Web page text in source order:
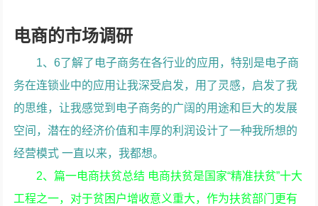
电商的市场调研
1、6了解了电子商务在各行业的应用，特别是电子商
务在连锁业中的应用让我深受启发，用了灵感，启发了我
的思维，让我感觉到电子商务的广阔的用途和巨大的发展
空间，潜在的经济价值和丰厚的利润设计了一种我所想的
经营模式 一直以来，我都想。
2、篇一电商扶贫总结 电商扶贫是国家“精准扶贫”十大
工程之一，对于贫困户增收意义重大，作为扶贫部门更有